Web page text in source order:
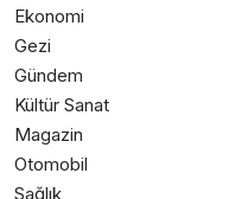
Ekonomi
Gezi
Gündem
Kültür Sanat
Magazin
Otomobil
Sağlık